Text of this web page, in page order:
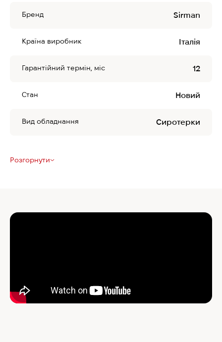
Бренд Sirman
Країна виробник Італія
Гарантійний термін, міс 12
Стан Новий
Вид обладнання Сиротерки
Розгорнути